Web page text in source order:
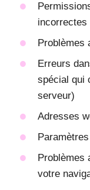
incorrectes
Problèmes
Erreurs
spécial qui
serveur)
Adresses
Problèmes
votre